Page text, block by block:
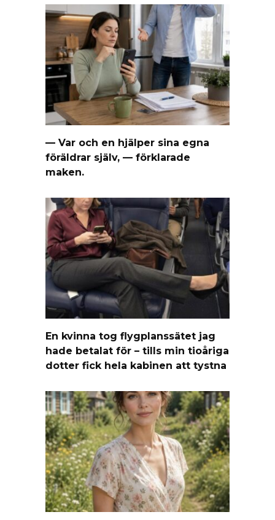
— Var och en hjälper sina egna
föräldrar själv, — förklarade
maken.
En kvinna tog flygplanssätet jag
hade betalat för – tills min tioåriga
dotter fick hela kabinen att tystna